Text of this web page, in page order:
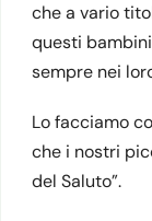
che a vario
questi
sempre nei
Lo facciamo
che i nostri
del Saluto”.